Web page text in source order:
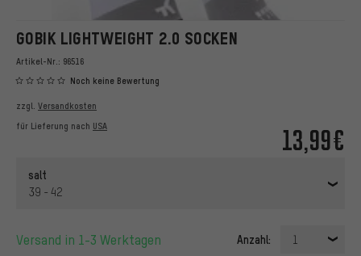
GOBIK LIGHTWEIGHT 2.0 SOCKEN
Artikel-Nr.: 96516
Noch keine Bewertung
13,99€
zzgl. Versandkosten
für Lieferung nach USA
salt
39 - 42
Versand in 1-3 Werktagen Anzahl: 1